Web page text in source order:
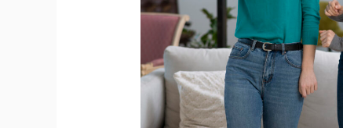
Bagaimana
Meningkatkannya?